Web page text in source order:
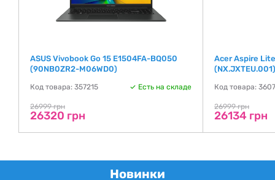
ASUS Vivobook Go 15 E1504FA-BQ050
(90NB0ZR2-M06WD0)
Код товара: 357215 Есть на складе
26999 грн
26320 грн
Acer Aspire
Код товара:
26999 грн
26134 грн
Новинки